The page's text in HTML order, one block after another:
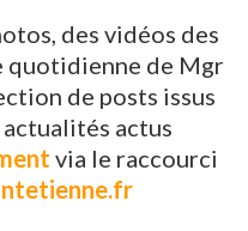
des vidéos des
quotidienne de Mgr
de posts issus
actualités actus
via le raccourci